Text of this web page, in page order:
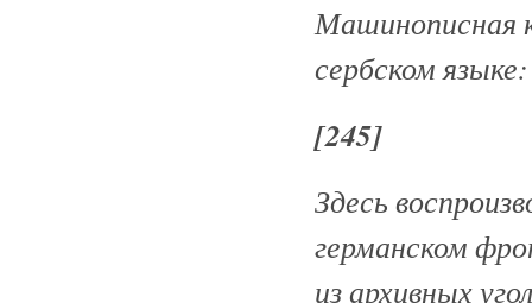
Машинописная
сербском
[245]
Здесь
германском
из архивных